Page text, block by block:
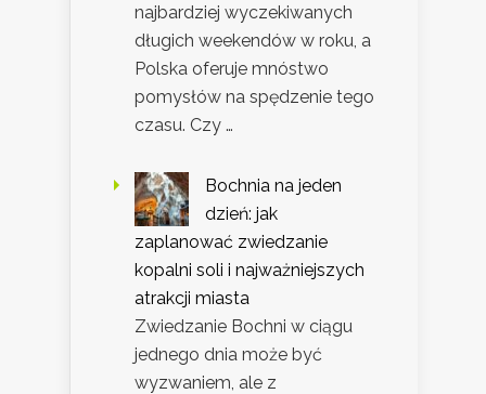
najbardziej wyczekiwanych
długich weekendów w roku, a
Polska oferuje mnóstwo
pomysłów na spędzenie tego
czasu. Czy …
Bochnia na jeden
dzień: jak
zaplanować zwiedzanie
kopalni soli i najważniejszych
atrakcji miasta
Zwiedzanie Bochni w ciągu
jednego dnia może być
wyzwaniem, ale z